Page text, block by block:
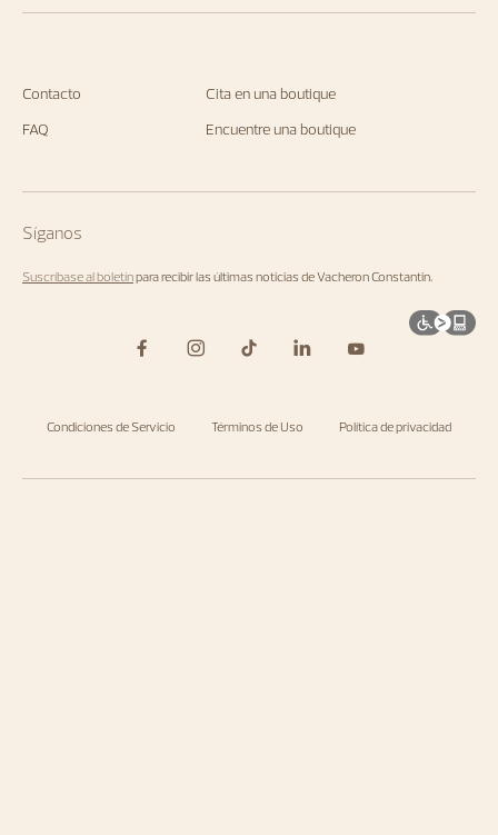
Contacto
Cita en una boutique
FAQ
Encuentre una boutique
Síganos
Suscríbase al boletínpara recibir las últimas noticias de Vacheron Constantin.
Condiciones de Servicio Términos de Uso Política de privacidad